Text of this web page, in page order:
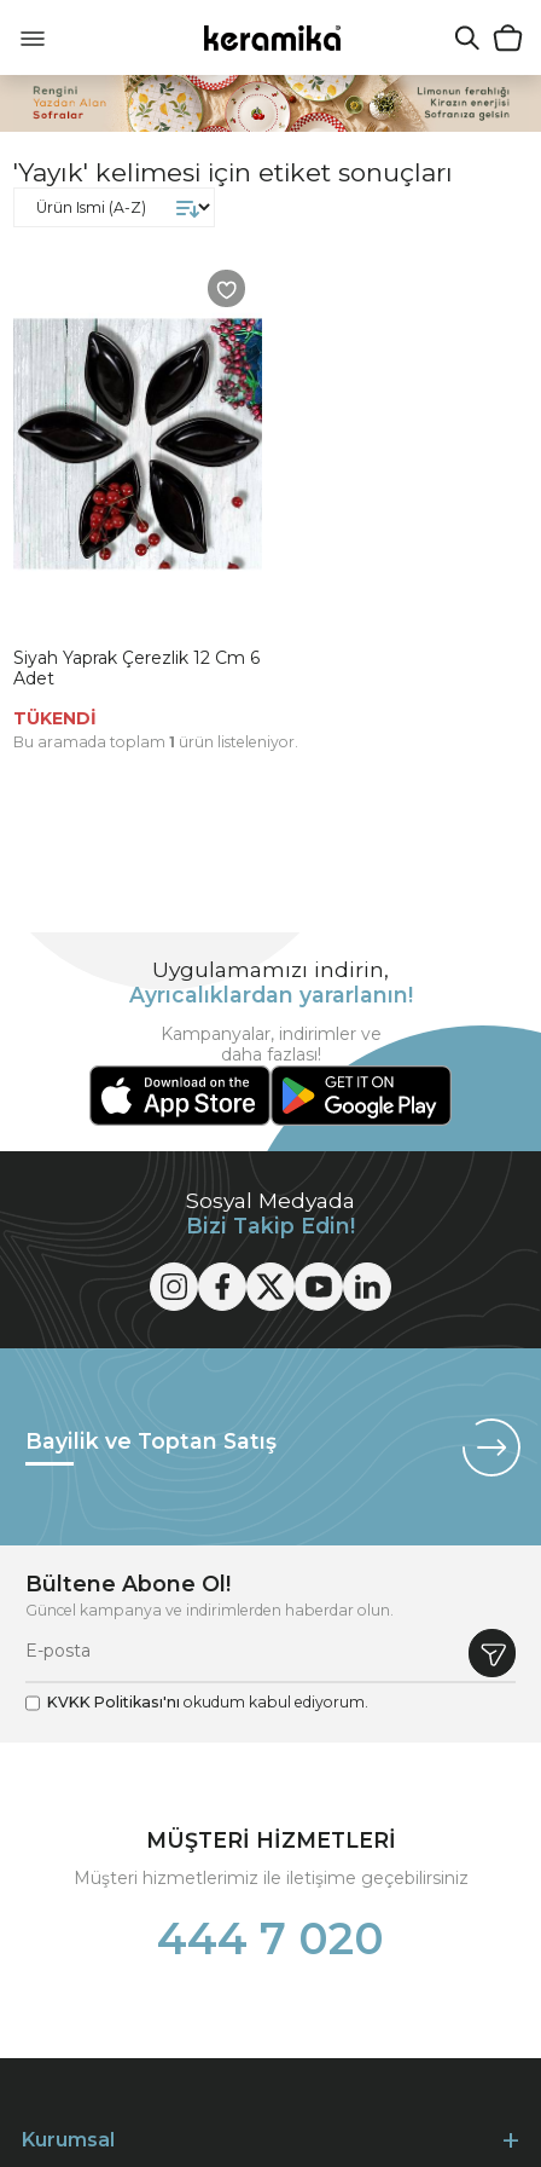
'Yayık' kelimesi için etiket sonuçları
Siyah Yaprak Çerezlik 12 Cm 6
Adet
TÜKENDİ
Bu aramada toplam 1 ürün listeleniyor.
Sosyal Medyada
Bizi Takip Edin!
Uygulamamızı indirin,
Ayrıcalıklardan yararlanın!
Kampanyalar, indirimler ve
daha fazlası!
Bayilik ve Toptan Satış
Bültene Abone Ol!
Güncel kampanya ve indirimlerden haberdar olun.
KVKK Politikası'nı okudum kabul ediyorum.
MÜŞTERİ HİZMETLERİ
Müşteri hizmetlerimiz ile iletişime geçebilirsiniz
444 7 020
Kurumsal